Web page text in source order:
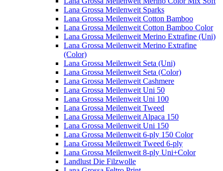
Lana Grossa Meilenweit Sparks
Lana Grossa Meilenweit Cotton Bamboo
Lana Grossa Meilenweit Cotton Bamboo Color
Lana Grossa Meilenweit Merino Extrafine (Uni)
Lana Grossa Meilenweit Merino Extrafine
(Color)
Lana Grossa Meilenweit Seta (Uni)
Lana Grossa Meilenweit Seta (Color)
Lana Grossa Meilenweit Cashmere
Lana Grossa Meilenweit Uni 50
Lana Grossa Meilenweit Uni 100
Lana Grossa Meilenweit Tweed
Lana Grossa Meilenweit Alpaca 150
Lana Grossa Meilenweit Uni 150
Lana Grossa Meilenweit 6-ply 150 Color
Lana Grossa Meilenweit Tweed 6-ply
Lana Grossa Meilenweit 8-ply Uni+Color
Landlust Die Filzwolle